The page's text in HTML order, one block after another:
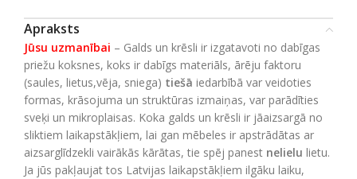
Apraksts
Jūsu uzmanībai – Galds un krēsli ir izgatavoti no dabīgas
priežu koksnes, koks ir dabīgs materiāls, ārēju faktoru
(saules, lietus,vēja, sniega) tiešā iedarbībā var veidoties
formas, krāsojuma un struktūras izmaiņas, var parādīties
sveķi un mikroplaisas. Koka galds un krēsli ir jāaizsargā no
sliktiem laikapstākļiem, lai gan mēbeles ir apstrādātas ar
aizsarglīdzekli vairākās kārātas, tie spēj panest nelielu lietu.
Ja jūs pakļaujat tos Latvijas laikapstākļiem ilgāku laiku,